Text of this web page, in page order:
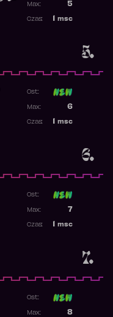
5.
5
Max:
msc
Czas:
6.
Ost:
6
Max:
msc
Czas:
7.
Ost:
7
Max:
msc
Czas:
Ost:
8
Max: